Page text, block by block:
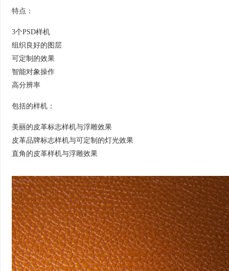
特点：
3个PSD样机
组织良好的图层
可定制的效果
智能对象操作
高分辨率
包括的样机：
美丽的皮革标志样机与浮雕效果
皮革品牌标志样机与可定制的灯光效果
直角的皮革样机与浮雕效果